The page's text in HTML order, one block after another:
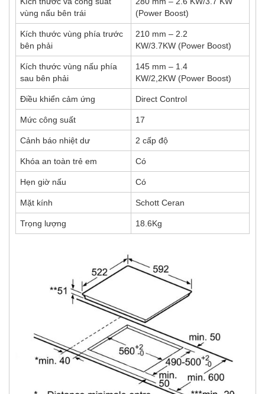
vùng nấu bên trái
(Power Boost)
Kích thước vùng phía trước
bên phải
210 mm – 2.2
KW/3.7KW (Power Boost)
Kích thước vùng nấu phía
sau bên phải
145 mm – 1.4
KW/2,2KW (Power Boost)
Điều khiển cảm ứng Direct Control
Mức công suất 17
Cảnh báo nhiệt dư 2 cấp độ
Khóa an toàn trẻ em Có
Hẹn giờ nấu Có
Mặt kính Schott Ceran
Trọng lượng 18.6Kg